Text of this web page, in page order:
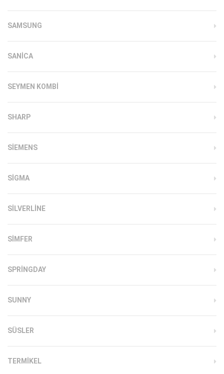
SAMSUNG
SANICA
SEYMEN KOMBI
SHARP
SIEMENS
SIGMA
SILVERLINE
SIMFER
SPRINGDAY
SUNNY
SÜSLER
TERMIKEL